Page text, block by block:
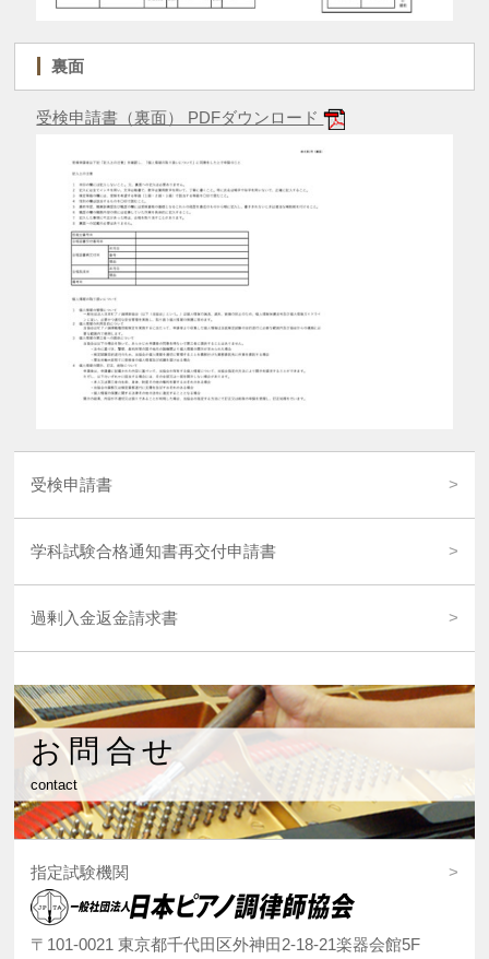
裏面
受検申請書（裏面） PDFダウンロード
受検申請書
学科試験合格通知書再交付申請書
過剰入金返金請求書
お問合せ
contact
指定試験機関
〒101-0021 東京都千代田区外神田2-18-21楽器会館5F